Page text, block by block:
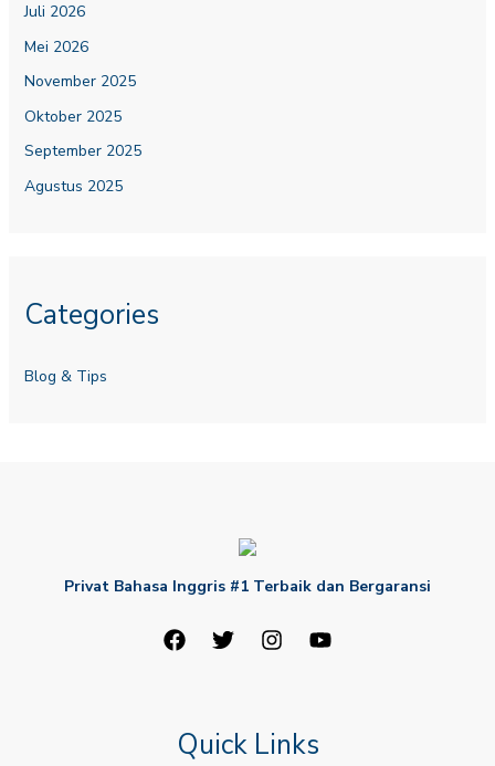
Juli 2026
Mei 2026
November 2025
Oktober 2025
September 2025
Agustus 2025
Categories
Blog & Tips
Privat Bahasa Inggris #1 Terbaik dan Bergaransi
Quick Links